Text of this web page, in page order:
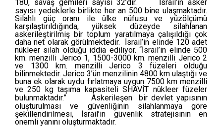
180, savaş gemileri sayısı 32’dir.
İsrail’in asker
sayısı yedeklerle birlikte her an 500 bine ulaşmaktadır.
Silahlı güç oranı ile ülke nüfusu ve yüzölçümü
karşılaştırıldığında, yüksek düzeyde silahlanan
askerileştirilmiş bir toplum yaratılmaya çalışıldığı çok
daha net olarak görülmektedir. İsrail’in elinde 120 adet
nükleer silah olduğu iddia ediliyor. “İsrail’in elinde 500
km. menzilli Jerico 1, 1500-3000 km. menzilli Jerico 2
ve 1300 km. menzilli Jerico 3 füzeleri olduğu
bilinmektedir. Jerico 3’ün menzilinin 4800 km ulaştığı ve
buna ek olarak uydu fırlatmaya uygun 7500 km menzilli
ve 250 kg taşıma kapasiteli SHAVİT nükleer füzeler
bulunmaktadır.”
Askerileşen bir devlet yapısının
oluşturulması ve güvenliğinin silahlanmaya göre
şekillendirilmesi, İsrail’in güvenlik stratejisinin en
önemli yanını oluşturmaktadır.